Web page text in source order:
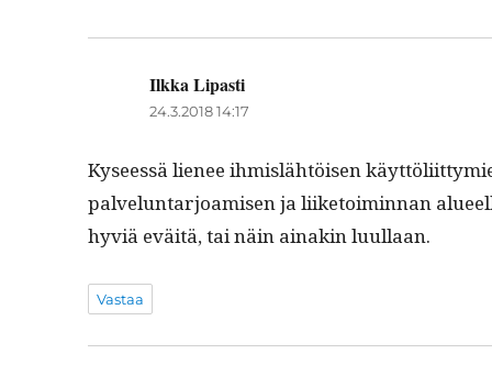
Ilkka Lipasti
24.3.2018 14:17
Kyseessä lie­nee ihmis­lähtöisen
palvelun­tar­joamisen ja liike­toimin­nan
hyviä eväitä, tai näin ainakin luullaan.
Vastaa